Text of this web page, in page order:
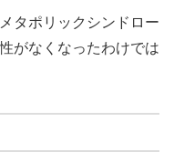
タポリックシンドロー
がなくなったわけでは